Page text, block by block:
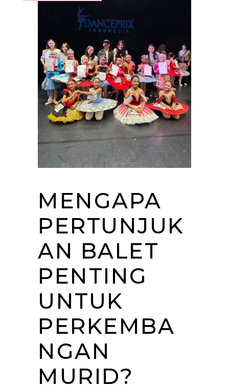
MENGAPA
PERTUNJUK
AN BALET
PENTING
UNTUK
PERKEMBA
NGAN
MURID?